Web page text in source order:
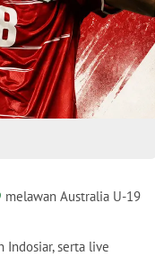
melawan Australia U-19
Indosiar, serta live